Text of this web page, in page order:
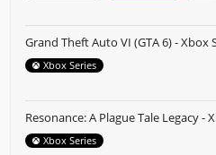
Grand Theft Auto VI (GTA 6) - Xbox
Xbox Series
Resonance: A Plague Tale Legacy -
Xbox Series